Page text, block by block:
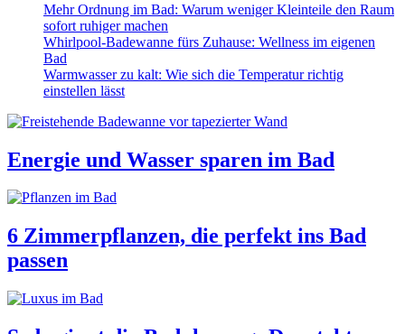
Mehr Ordnung im Bad: Warum weniger Kleinteile den Raum
sofort ruhiger machen
Whirlpool-Badewanne fürs Zuhause: Wellness im eigenen
Bad
Warmwasser zu kalt: Wie sich die Temperatur richtig
einstellen lässt
Energie und Wasser sparen im Bad
6 Zimmerpflanzen, die perfekt ins Bad
passen